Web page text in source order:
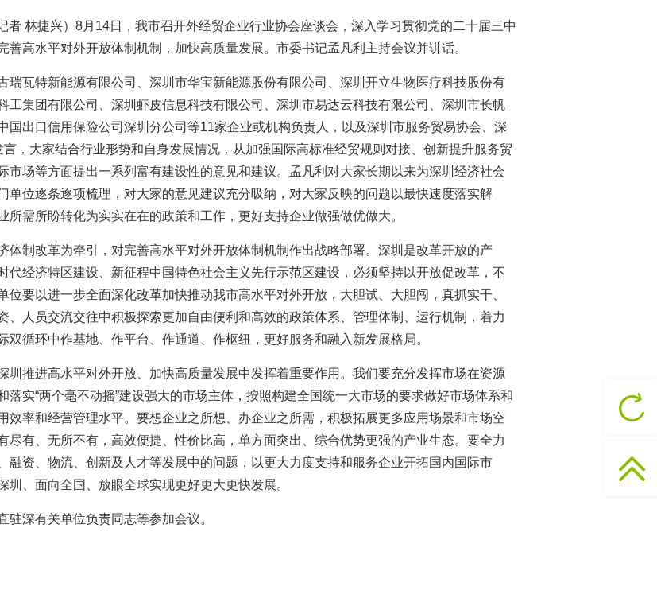
者 林捷兴）8月14日，我市召开外经贸企业行业协会座谈会，深入学习贯彻党的二十届三中
高水平对外开放体制机制，加快高质量发展。市委书记孟凡利主持会议并讲话。
瑞瓦特新能源有限公司、深圳市华宝新能源股份有限公司、深圳开立生物医疗科技股份有
工集团有限公司、深圳虾皮信息科技有限公司、深圳市易达云科技有限公司、深圳市长帆
国出口信用保险公司深圳分公司等11家企业或机构负责人，以及深圳市服务贸易协会、深
，大家结合行业形势和自身发展情况，从加强国际高标准经贸规则对接、创新提升服务贸
市场等方面提出一系列富有建设性的意见和建议。孟凡利对大家长期以来为深圳经济社会
单位逐条逐项梳理，对大家的意见建议充分吸纳，对大家反映的问题以最快速度落实解
需所盼转化为实实在在的政策和工作，更好支持企业做强做优做大。
体制改革为牵引，对完善高水平对外开放体制机制作出战略部署。深圳是改革开放的产
代经济特区建设、新征程中国特色社会主义先行示范区建设，必须坚持以开放促改革，不
要以进一步全面深化改革加快推动我市高水平对外开放，大胆试、大胆闯，真抓实干、
、人员交流交往中积极探索更加自由便利和高效的政策体系、管理体制、运行机制，着力
循环中作基地、作平台、作通道、作枢纽，更好服务和融入新发展格局。
圳推进高水平对外开放、加快高质量发展中发挥着重要作用。我们要充分发挥市场在资源
实“两个毫不动摇”建设强大的市场主体，按照构建全国统一大市场的要求做好市场体系和
效率和经营管理水平。要想企业之所想、办企业之所需，积极拓展更多应用场景和市场空
尽有、无所不有，高效便捷、性价比高，单方面突出、综合优势更强的产业生态。要全力
融资、物流、创新及人才等发展中的问题，以更大力度支持和服务企业开拓国内国际市
、面向全国、放眼全球实现更好更大更快发展。
深有关单位负责同志等参加会议。